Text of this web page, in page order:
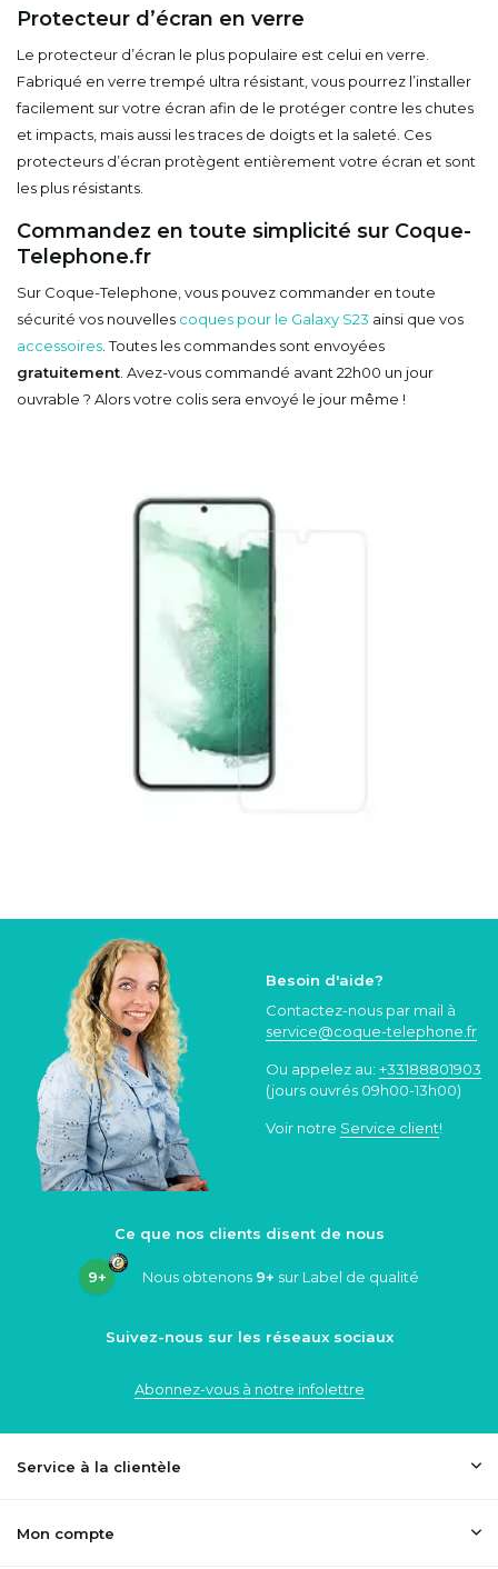
Protecteur d’écran en verre
Le protecteur d’écran le plus populaire est celui en verre.
Fabriqué en verre trempé ultra résistant, vous pourrez l’installer
facilement sur votre écran afin de le protéger contre les chutes
et impacts, mais aussi les traces de doigts et la saleté. Ces
protecteurs d’écran protègent entièrement votre écran et sont
les plus résistants.
Commandez en toute simplicité sur Coque-
Telephone.fr
Sur Coque-Telephone, vous pouvez commander en toute
sécurité vos nouvelles coques pour le Galaxy S23 ainsi que vos
accessoires. Toutes les commandes sont envoyées
gratuitement. Avez-vous commandé avant 22h00 un jour
ouvrable ? Alors votre colis sera envoyé le jour même !
Besoin d'aide?
Contactez-nous par mail à
service@coque-telephone.fr
Ou appelez au: +33188801903
(jours ouvrés 09h00-13h00)
Voir notre Service client!
Ce que nos clients disent de nous
9+ Nous obtenons 9+ sur Label de qualité
Suivez-nous sur les réseaux sociaux
Abonnez-vous à notre infolettre
Service à la clientèle
Mon compte